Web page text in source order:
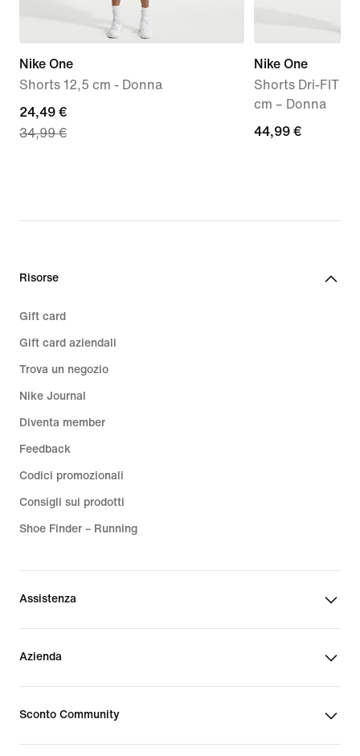
Nike One
Shorts 12,5 cm - Donna
current
price
price
24,49 €
34,99 €
Nike One
Shorts Dri-FIT 2
cm – Donna
44,99
44,99 €
Risorse
Gift card
Gift card aziendali
Trova un negozio
Nike Journal
Diventa member
Feedback
Codici promozionali
Consigli sui prodotti
Shoe Finder – Running
Assistenza
Azienda
Sconto Community